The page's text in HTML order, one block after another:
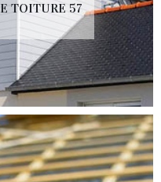
TOITURE 57